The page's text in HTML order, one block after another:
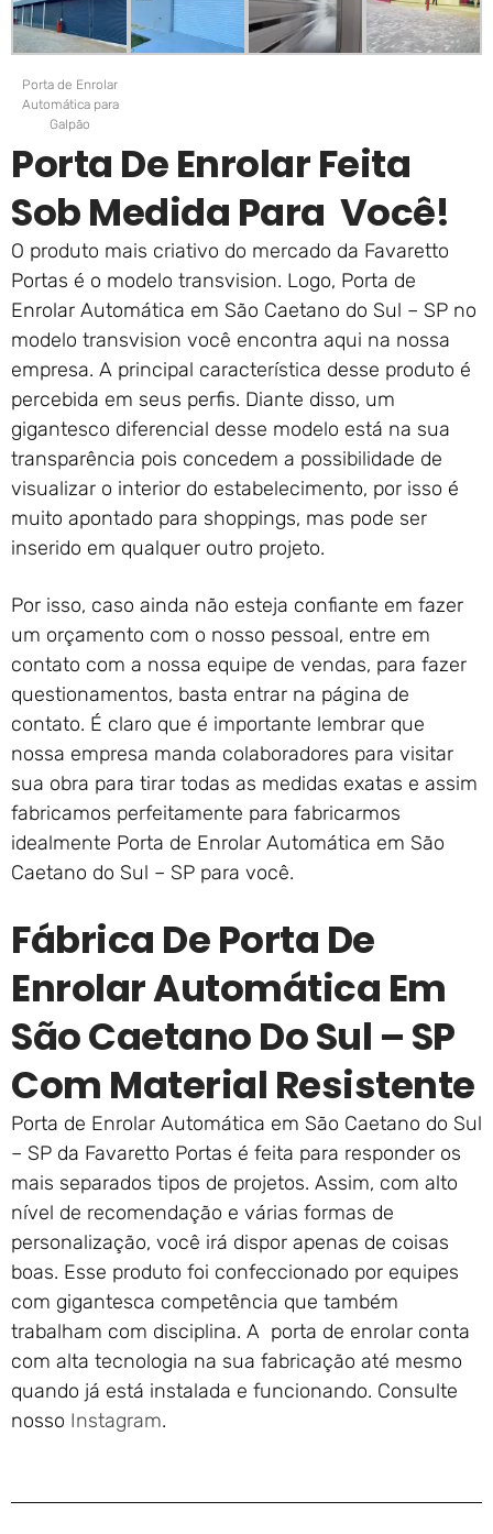
Porta de Enrolar
Automática para
Galpão
Porta De Enrolar Feita
Sob Medida Para Você!
O produto mais criativo do mercado da Favaretto
Portas é o modelo transvision. Logo, Porta de
Enrolar Automática em São Caetano do Sul – SP no
modelo transvision você encontra aqui na nossa
empresa. A principal característica desse produto é
percebida em seus perfis. Diante disso, um
gigantesco diferencial desse modelo está na sua
transparência pois concedem a possibilidade de
visualizar o interior do estabelecimento, por isso é
muito apontado para shoppings, mas pode ser
inserido em qualquer outro projeto.
Por isso, caso ainda não esteja confiante em fazer
um orçamento com o nosso pessoal, entre em
contato com a nossa equipe de vendas, para fazer
questionamentos, basta entrar na página de
contato. É claro que é importante lembrar que
nossa empresa manda colaboradores para visitar
sua obra para tirar todas as medidas exatas e assim
fabricamos perfeitamente para fabricarmos
idealmente Porta de Enrolar Automática em São
Caetano do Sul – SP para você.
Fábrica De Porta De
Enrolar Automática Em
São Caetano Do Sul – SP
Com Material Resistente
Porta de Enrolar Automática em São Caetano do Sul
– SP da Favaretto Portas é feita para responder os
mais separados tipos de projetos. Assim, com alto
nível de recomendação e várias formas de
personalização, você irá dispor apenas de coisas
boas. Esse produto foi confeccionado por equipes
com gigantesca competência que também
trabalham com disciplina. A porta de enrolar conta
com alta tecnologia na sua fabricação até mesmo
quando já está instalada e funcionando. Consulte
nosso Instagram.